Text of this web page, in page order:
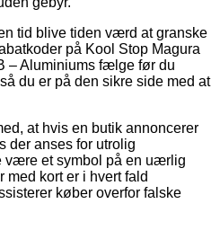
tid blive tiden værd at granske
på Kool Stop Magura
– Aluminiums fælge før du
du er på den sikre side med at
at hvis en butik annoncerer
der anses for utrolig
være et symbol på en uærlig
med kort er i hvert fald
køber overfor falske